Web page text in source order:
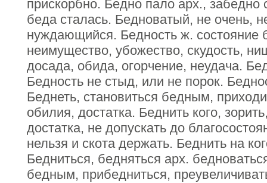
прискорбно. Бедно пало арх., забедно
беда сталась. Бедноватый, не очень,
нуждающийся. Бедность ж. состояние
неимущество, убожество, скудость,
досада, обида, огорчение, неудача.
Бедность не стыд, или не порок.
Беднеть, становиться бедным,
обилия, достатка. Беднить кого,
достатка, не допускать до
нельзя и скота держать. Беднить на
Бедниться, бедняться арх.
бедным, прибедниться,